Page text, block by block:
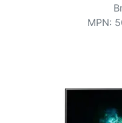
Catégories
MPN: